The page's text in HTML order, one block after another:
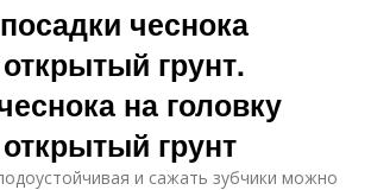
чеснока
грунт.
на головку
грунт
и сажать зубчики можно